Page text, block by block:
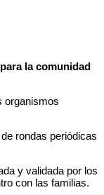
la comunidad
organismos
rondas periódicas
y validada por los
con las familias.